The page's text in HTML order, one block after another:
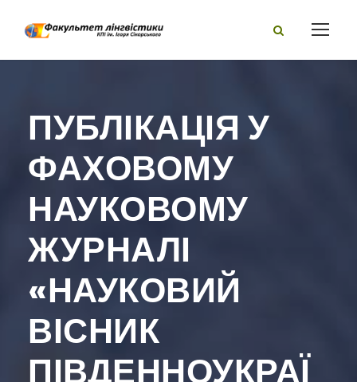
ПУБЛІКАЦІЯ У
ФАХОВОМУ
НАУКОВОМУ
ЖУРНАЛІ
«НАУКОВИЙ
ВІСНИК
ПІВДЕННОУКРАЇ